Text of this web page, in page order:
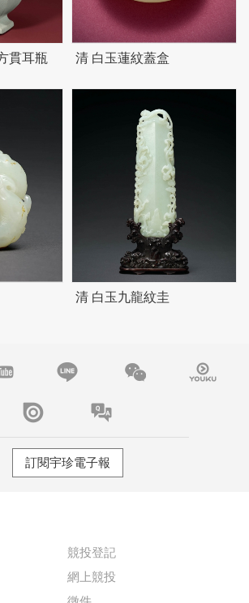
貫耳瓶 清 白玉蓮紋蓋盒
清 白玉九龍紋圭
訂閱宇珍電子報
競投登記
網上競投